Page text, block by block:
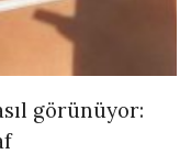
görünüyor: